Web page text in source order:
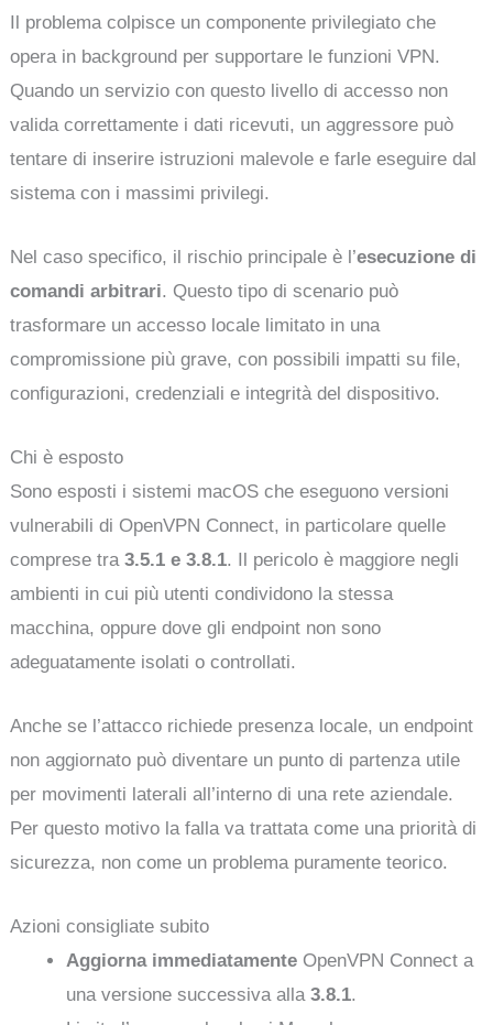
Il problema colpisce un componente privilegiato che
opera in background per supportare le funzioni VPN.
Quando un servizio con questo livello di accesso non
valida correttamente i dati ricevuti, un aggressore può
tentare di inserire istruzioni malevole e farle eseguire dal
sistema con i massimi privilegi.
Nel caso specifico, il rischio principale è l’esecuzione di
comandi arbitrari. Questo tipo di scenario può
trasformare un accesso locale limitato in una
compromissione più grave, con possibili impatti su file,
configurazioni, credenziali e integrità del dispositivo.
Chi è esposto
Sono esposti i sistemi macOS che eseguono versioni
vulnerabili di OpenVPN Connect, in particolare quelle
comprese tra3.5.1 e 3.8.1. Il pericolo è maggiore negli
ambienti in cui più utenti condividono la stessa
macchina, oppure dove gli endpoint non sono
adeguatamente isolati o controllati.
Anche se l’attacco richiede presenza locale, un endpoint
non aggiornato può diventare un punto di partenza utile
per movimenti laterali all’interno di una rete aziendale.
Per questo motivo la falla va trattata come una priorità di
sicurezza, non come un problema puramente teorico.
Azioni consigliate subito
Aggiorna immediatamente OpenVPN Connect a
una versione successiva alla3.8.1.